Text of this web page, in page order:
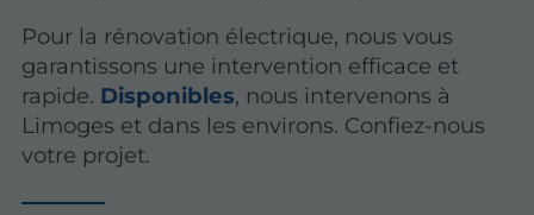
Pour la rénovation électrique, nous vous
garantissons une intervention efficace et
rapide. Disponibles, nous intervenons à
Limoges et dans les environs. Confiez-nous
votre projet.